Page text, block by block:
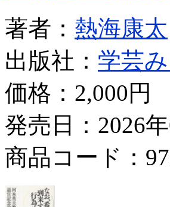
著者： 熱海康太
出版社： 学芸
価格： 2,000円
発売日：2026年
商品コード：